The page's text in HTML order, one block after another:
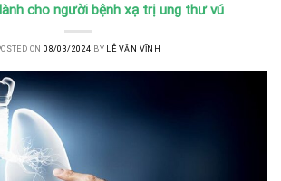
cho người bệnh xạ trị ung thư vú
ON08/03/2024 BY LÊ VĂN VĨNH